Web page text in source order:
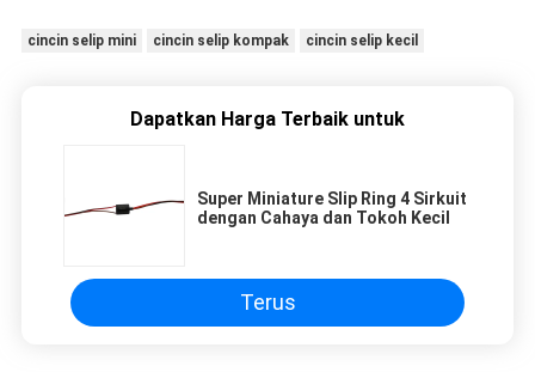
cincin selip mini cincin selip kompak cincin selip kecil
Dapatkan Harga Terbaik untuk
Super Miniature Slip Ring 4 Sirkuit
dengan Cahaya dan Tokoh Kecil
Terus